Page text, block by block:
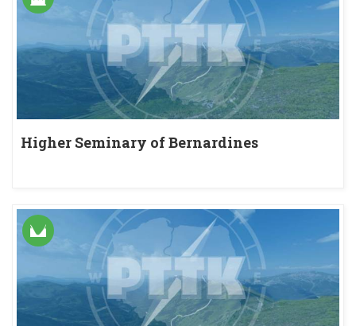
Higher Seminary of Bernardines